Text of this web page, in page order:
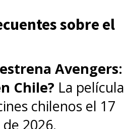
sobre el
Avengers:
Chile? La película
chilenos el 17
2026.